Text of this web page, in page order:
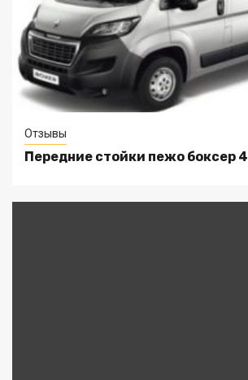
Отзывы
Передние стойки пежо боксер 4